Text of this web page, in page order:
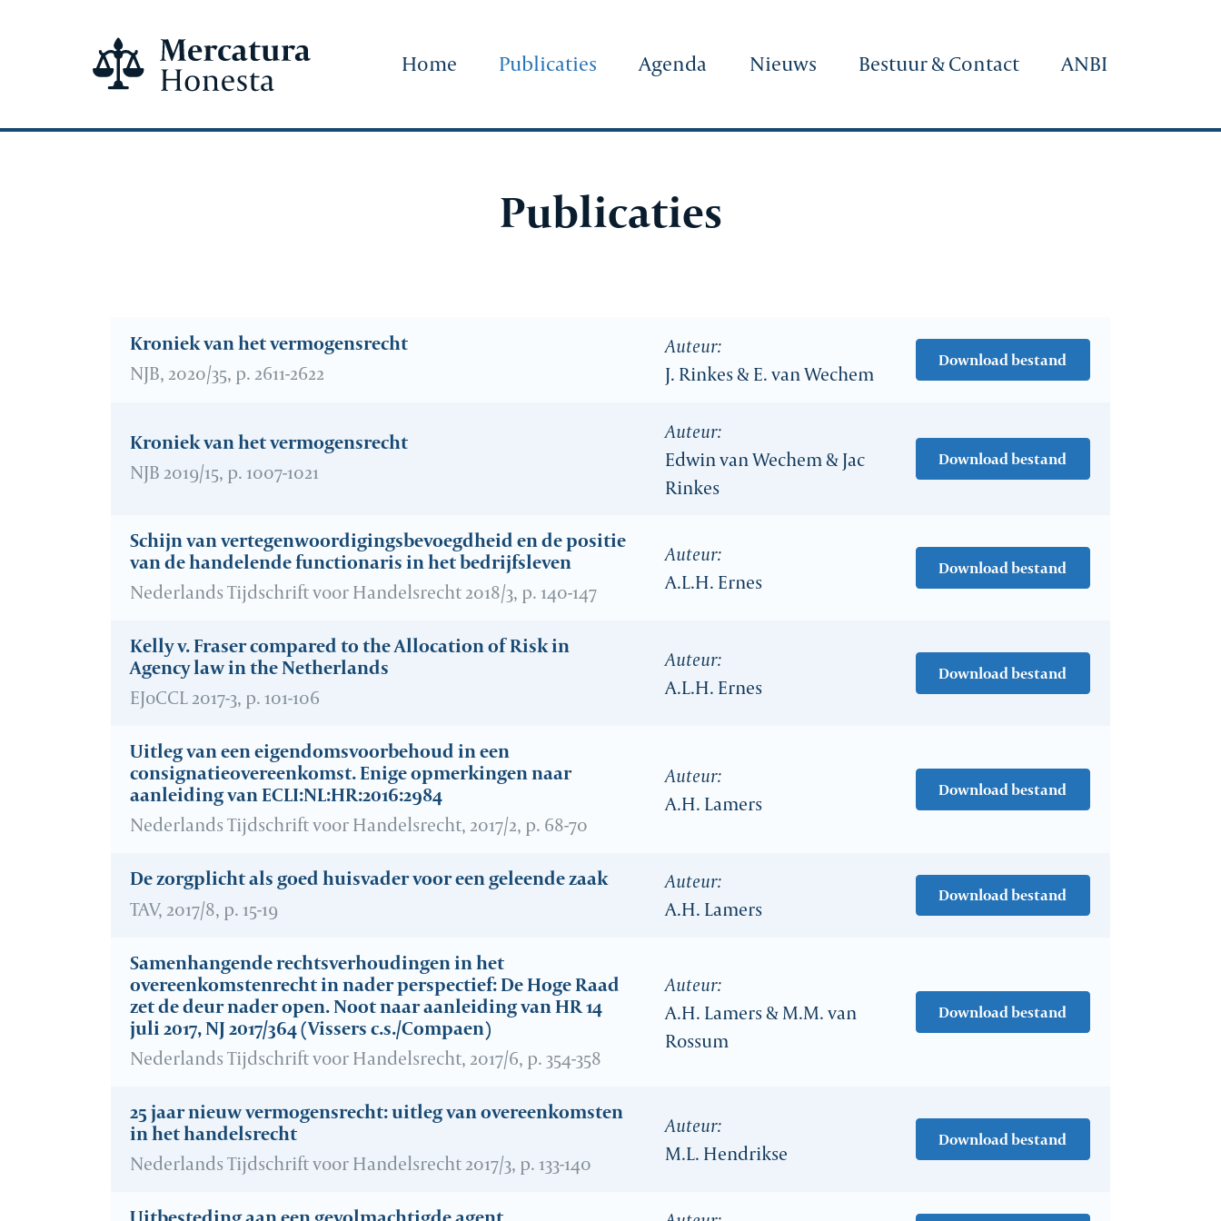
Home Publicaties Agenda Nieuws Bestuur & Contact ANBI
Publicaties
Kroniek van het vermogensrecht
NJB, 2020/35, p. 2611-2622
Auteur:
J. Rinkes & E. van Wechem
Download bestand
Kroniek van het vermogensrecht
NJB 2019/15, p. 1007-1021
Auteur:
Edwin van Wechem & Jac
Rinkes
Download bestand
Schijn van vertegenwoordigingsbevoegdheid en de positie
van de handelende functionaris in het bedrijfsleven
Nederlands Tijdschrift voor Handelsrecht 2018/3, p. 140-147
Auteur:
A.L.H. Ernes
Download bestand
Kelly v. Fraser compared to the Allocation of Risk in
Agency law in the Netherlands
EJoCCL 2017-3, p. 101-106
Auteur:
A.L.H. Ernes
Download bestand
Uitleg van een eigendomsvoorbehoud in een
consignatieovereenkomst. Enige opmerkingen naar
aanleiding van ECLI:NL:HR:2016:2984
Nederlands Tijdschrift voor Handelsrecht, 2017/2, p. 68-70
Auteur:
A.H. Lamers
Download bestand
De zorgplicht als goed huisvader voor een geleende zaak
TAV, 2017/8, p. 15-19
Auteur:
A.H. Lamers
Download bestand
Samenhangende rechtsverhoudingen in het
overeenkomstenrecht in nader perspectief: De Hoge Raad
zet de deur nader open. Noot naar aanleiding van HR 14
juli 2017, NJ 2017/364 (Vissers c.s./Compaen)
Nederlands Tijdschrift voor Handelsrecht, 2017/6, p. 354-358
Auteur:
A.H. Lamers & M.M. van
Rossum
Download bestand
25 jaar nieuw vermogensrecht: uitleg van overeenkomsten
in het handelsrecht
Nederlands Tijdschrift voor Handelsrecht 2017/3, p. 133-140
Auteur:
M.L. Hendrikse
Download bestand